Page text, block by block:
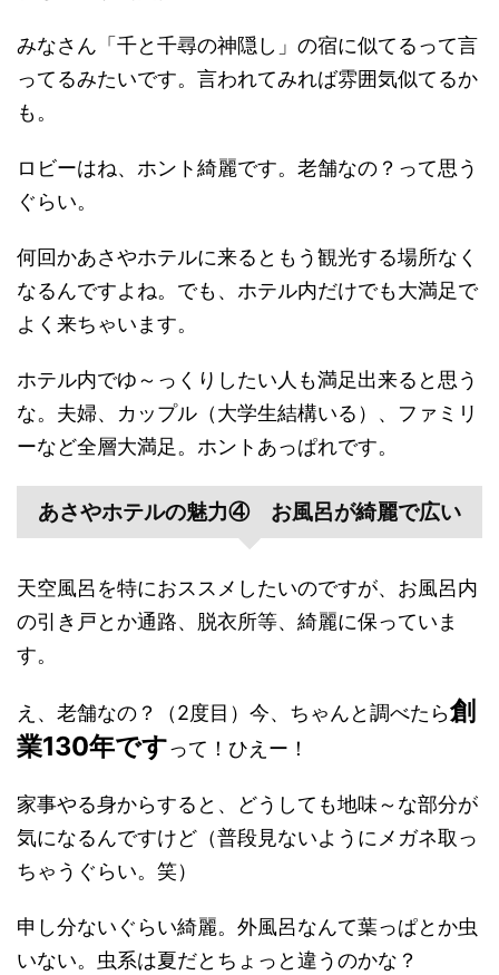
みなさん「千と千尋の神隠し」の宿に似てるって言
ってるみたいです。言われてみれば雰囲気似てるか
も。
ロビーはね、ホント綺麗です。老舗なの？って思う
ぐらい。
何回かあさやホテルに来るともう観光する場所なく
なるんですよね。でも、ホテル内だけでも大満足で
よく来ちゃいます。
ホテル内でゆ～っくりしたい人も満足出来ると思う
な。夫婦、カップル（大学生結構いる）、ファミリ
ーなど全層大満足。ホントあっぱれです。
あさやホテルの魅力④ お風呂が綺麗で広い
天空風呂を特におススメしたいのですが、お風呂内
の引き戸とか通路、脱衣所等、綺麗に保っていま
す。
え、老舗なの？（2度目）今、ちゃんと調べたら創
業130年ですって！ひえー！
家事やる身からすると、どうしても地味～な部分が
気になるんですけど（普段見ないようにメガネ取っ
ちゃうぐらい。笑）
申し分ないぐらい綺麗。外風呂なんて葉っぱとか虫
いない。虫系は夏だとちょっと違うのかな？